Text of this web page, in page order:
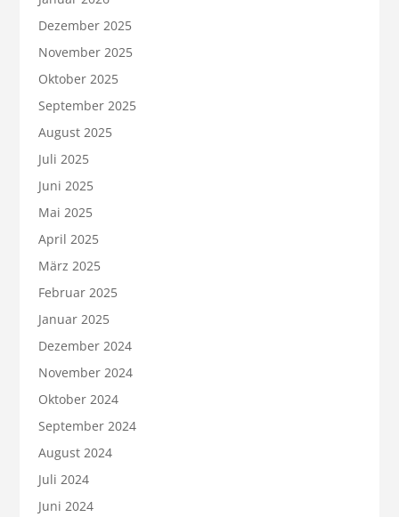
Dezember 2025
November 2025
Oktober 2025
September 2025
August 2025
Juli 2025
Juni 2025
Mai 2025
April 2025
März 2025
Februar 2025
Januar 2025
Dezember 2024
November 2024
Oktober 2024
September 2024
August 2024
Juli 2024
Juni 2024